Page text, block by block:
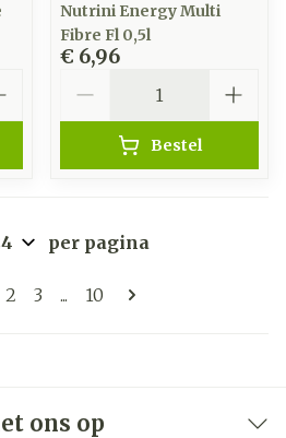
Nutrini Energy Multi
Fibre Fl 0,5l
€ 6,96
Bestel
Pagina's
momenteel pagina
Pagina
2 Pagina
3 ... Pagina
10
per pagina
ons op